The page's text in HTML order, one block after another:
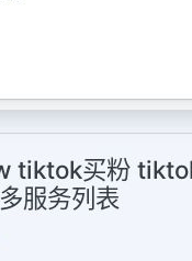
tiktok买粉
服务列表